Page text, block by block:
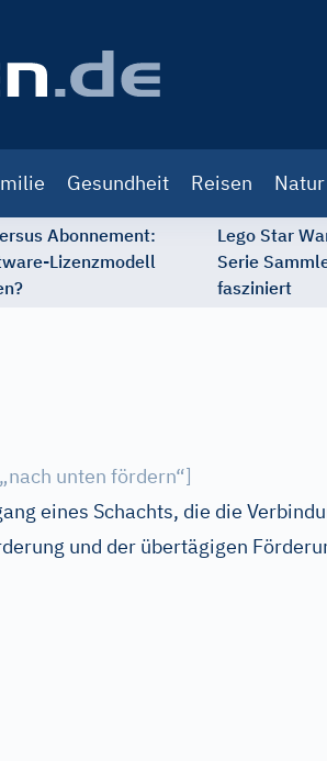
Gesundheit Reisen
Abonnement:
Lizenzmodell
Lego Star
Serie
fasziniert
unten fördern“]
eines Schachts, die die
und der übertägigen